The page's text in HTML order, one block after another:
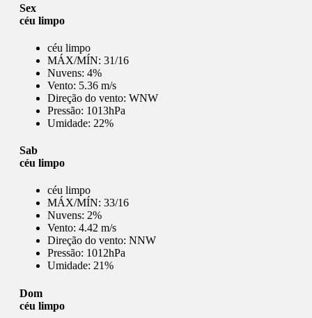
Sex
céu limpo
céu limpo
MÁX/MÍN: 31/16
Nuvens: 4%
Vento: 5.36 m/s
Direção do vento: WNW
Pressão: 1013hPa
Umidade: 22%
Sab
céu limpo
céu limpo
MÁX/MÍN: 33/16
Nuvens: 2%
Vento: 4.42 m/s
Direção do vento: NNW
Pressão: 1012hPa
Umidade: 21%
Dom
céu limpo